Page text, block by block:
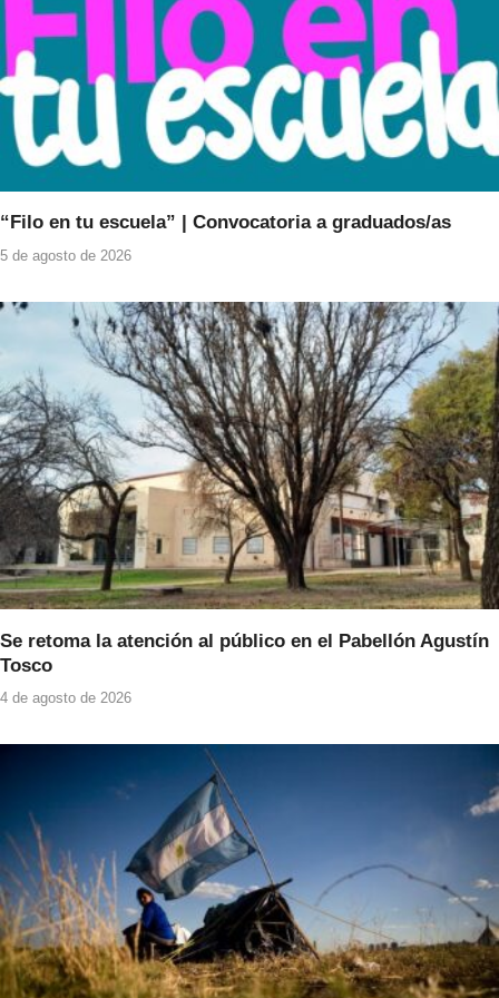
“Filo en tu escuela” | Convocatoria a graduados/as
5 de agosto de 2026
Se retoma la atención al público en el Pabellón Agustín
Tosco
4 de agosto de 2026